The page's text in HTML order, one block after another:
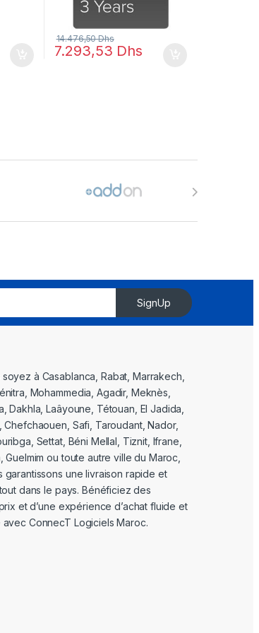
7.293,53 Dhs
14.476,50Dhs
SignUp
à Casablanca, Rabat, Marrakech,
Mohammedia, Agadir, Meknès,
Dakhla, Laâyoune, Tétouan, El Jadida,
Chefchaouen, Safi, Taroudant, Nador,
Settat, Béni Mellal, Tiznit, Ifrane,
Guelmim ou toute autre ville du Maroc,
garantissons une livraison rapide et
dans le pays. Bénéficiez des
et d’une expérience d’achat fluide et
ConnecT Logiciels Maroc.